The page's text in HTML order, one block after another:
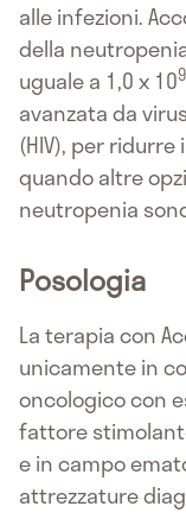
alle infezioni.
della
uguale a 1,0 x 109
avanzata da
(HIV), per
quando altre
neutropenia
Posologia
La terapia con
unicamente in
oncologico con
fattore
e in campo
attrezzature